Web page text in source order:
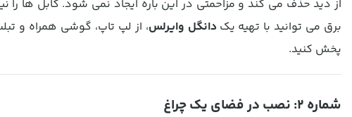
از دید حذف می کند و مزاحمتی در این باره ایجاد نمی شود. کابل ها را
برق می توانید با تهیه یک دانگل وایرلس، از لپ تاپ، گوشی همراه و
پخش کنید.
شماره 2: نصب در فضای یک چراغ